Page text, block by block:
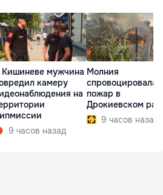
Кишиневе мужчина
камеру
на
9 часов назад
Молния
спровоцировала
пожар в
Дрокиевском
9 часов назад